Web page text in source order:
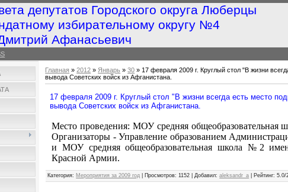
депутатов Городского округа Люберцы
избирательному округу №4
Афанасьевич
Главная »2012 » Январь » 30 » 17 февраля 2009 г. Круглый стол "В жизни
вывода Советских войск из Афганистана.
17 февраля 2009 г. Круглый стол "В жизни всегда есть место
вывода Советских войск из Афганистана.
Место проведения: МОУ средняя
Организаторы - Управление образованием
и МОУ средняя общеобразовательная школа №2
Красной Армии.
Категория: Мероприятия за 2009 год Просмотров: 1152 | Добавил:aleksandr_a Рейтинг:5.0/